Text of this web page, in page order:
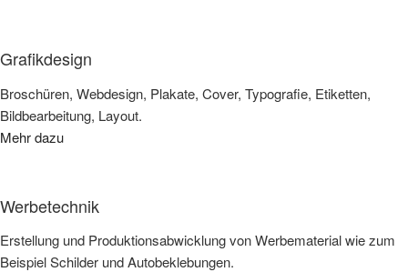
Grafikdesign
Broschüren, Webdesign, Plakate, Cover, Typografie, Etiketten,
Bildbearbeitung, Layout.
Mehr dazu
Werbetechnik
Erstellung und Produktionsabwicklung von Werbematerial wie zum
Beispiel Schilder und Autobeklebungen.